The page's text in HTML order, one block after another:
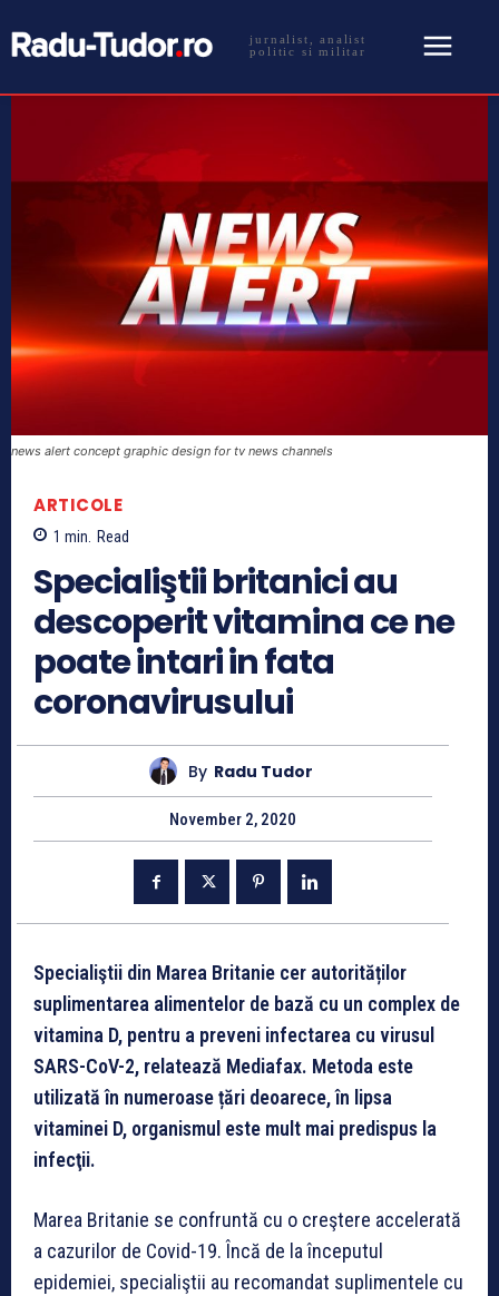
jurnalist, analist
politic si militar
news alert concept graphic design for tv news channels
ARTICOLE
1 min. Read
Specialiştii britanici au
descoperit vitamina ce ne
poate intari in fata
coronavirusului
By Radu Tudor
November 2, 2020
Specialiştii din Marea Britanie cer autorităților
suplimentarea alimentelor de bază cu un complex de
vitamina D, pentru a preveni infectarea cu virusul
SARS-CoV-2, relatează Mediafax. Metoda este
utilizată în numeroase țări deoarece, în lipsa
vitaminei D, organismul este mult mai predispus la
infecţii.
Marea Britanie se confruntă cu o creştere accelerată
a cazurilor de Covid-19. Încă de la începutul
epidemiei, specialiştii au recomandat suplimentele cu